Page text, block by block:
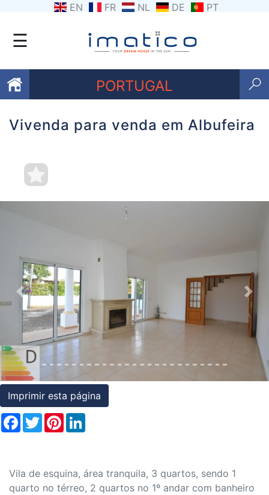
EN FR NL DE PT
☰
PORTUGAL
Favoritos
nós
Contacte-
Condições
Testemunhos
Assessoria
Jurídica
Vivenda para venda em Albufeira
Previous Next
Imprimir esta página
Facebook
TwitterPinterest
Vila de esquina, área tranquila, 3 quartos, sendo 1
quarto no térreo, 2 quartos no 1º andar com banheiro